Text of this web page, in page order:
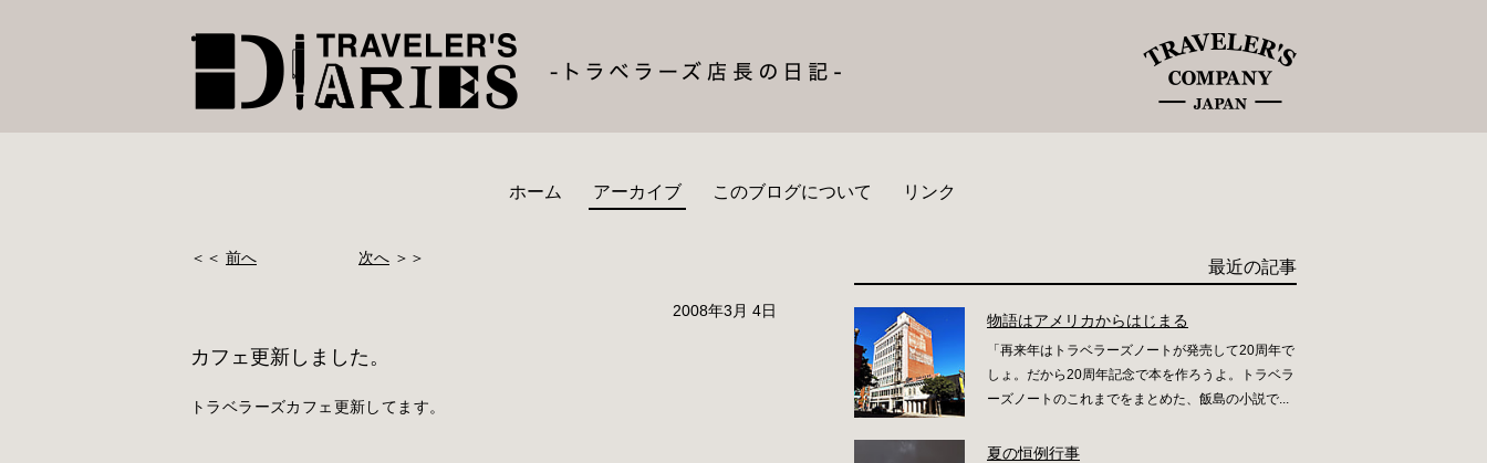
ホーム アーカイブ このブログについて リンク
＜＜ 前へ 次へ ＞＞
2008年3月 4日
カフェ更新しました。
トラベラーズカフェ更新してます。
最近の記事
物語はアメリカからはじまる
「再来年はトラベラーズノートが発売して20周年で
しょ。だから20周年記念で本を作ろうよ。トラベラ
ーズノートのこれまでをまとめた、飯島の小説で...
夏の恒例行事